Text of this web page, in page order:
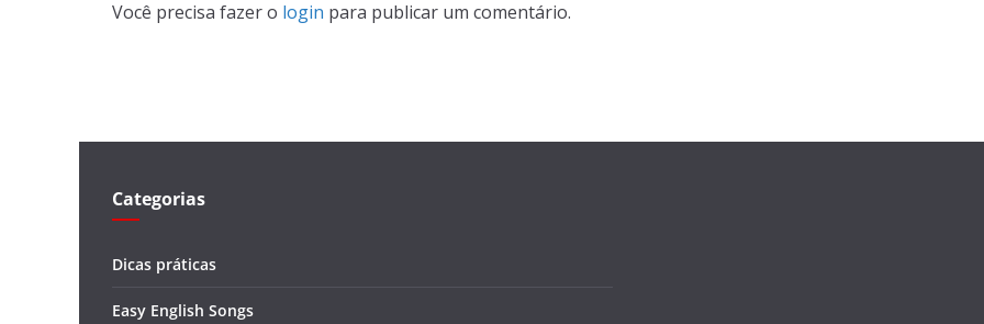
Você precisa fazer o login para publicar um comentário.
Categorias
Dicas práticas
Easy English Songs